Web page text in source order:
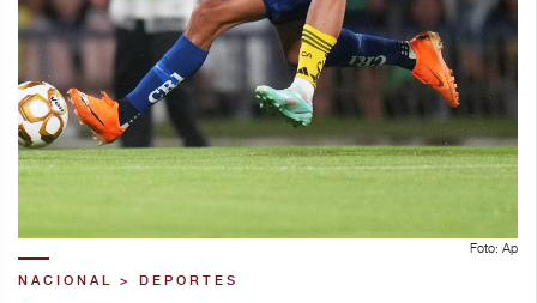
Foto: Ap
NACIONAL > DEPORTES